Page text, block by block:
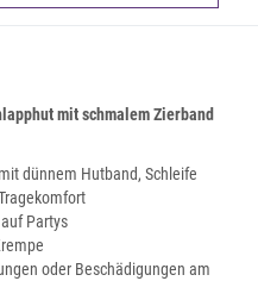
mit schmalem Zierband
dünnem Hutband, Schleife
Partys
oder Beschädigungen am